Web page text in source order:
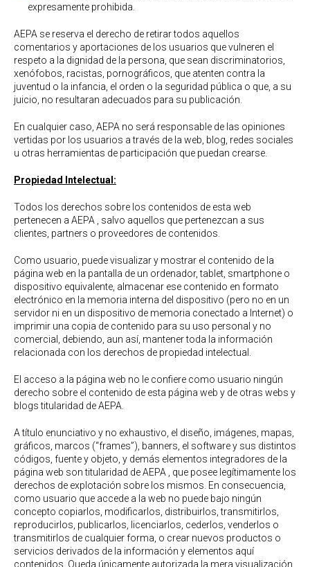
expresamente prohibida.
AEPA se reserva el derecho de retirar todos aquellos
comentarios y aportaciones de los usuarios que vulneren el
respeto a la dignidad de la persona, que sean discriminatorios,
xenófobos, racistas, pornográficos, que atenten contra la
juventud o la infancia, el orden o la seguridad pública o que, a su
juicio, no resultaran adecuados para su publicación.
En cualquier caso, AEPA no será responsable de las opiniones
vertidas por los usuarios a través de la web, blog, redes sociales
u otras herramientas de participación que puedan crearse.
Propiedad Intelectual:
Todos los derechos sobre los contenidos de esta web
pertenecen a AEPA , salvo aquellos que pertenezcan a sus
clientes, partners o proveedores de contenidos.
Como usuario, puede visualizar y mostrar el contenido de la
página web en la pantalla de un ordenador, tablet, smartphone o
dispositivo equivalente, almacenar ese contenido en formato
electrónico en la memoria interna del dispositivo (pero no en un
servidor ni en un dispositivo de memoria conectado a Internet) o
imprimir una copia de contenido para su uso personal y no
comercial, debiendo, aun así, mantener toda la información
relacionada con los derechos de propiedad intelectual.
El acceso a la página web no le confiere como usuario ningún
derecho sobre el contenido de esta página web y de otras webs y
blogs titularidad de AEPA.
A título enunciativo y no exhaustivo, el diseño, imágenes, mapas,
gráficos, marcos (“frames”), banners, el software y sus distintos
códigos, fuente y objeto, y demás elementos integradores de la
página web son titularidad de AEPA , que posee legítimamente los
derechos de explotación sobre los mismos. En consecuencia,
como usuario que accede a la web no puede bajo ningún
concepto copiarlos, modificarlos, distribuirlos, transmitirlos,
reproducirlos, publicarlos, licenciarlos, cederlos, venderlos o
transmitirlos de cualquier forma, o crear nuevos productos o
servicios derivados de la información y elementos aquí
contenidos. Queda únicamente autorizada la mera visualización